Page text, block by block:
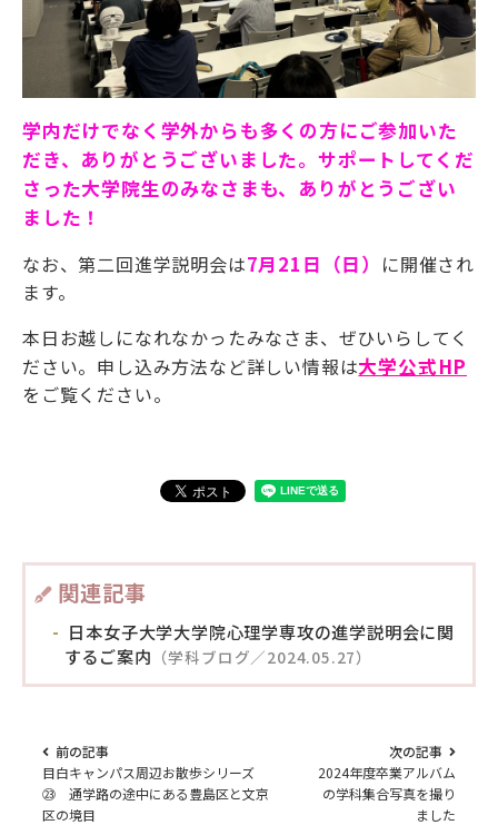
学内だけでなく学外からも多くの方にご参加いた
だき、ありがとうございました。サポートしてくだ
さった大学院生のみなさまも、ありがとうござい
ました！
なお、第二回進学説明会は7月21日（日） に開催され
ます。
本日お越しになれなかったみなさま、ぜひいらしてく
ださい。申し込み方法など詳しい情報は大学公式HP
をご覧ください。
関連記事
日本女子大学大学院心理学専攻の進学説明会に関
するご案内 （学科ブログ／2024.05.27）
前の記事
目白キャンパス周辺お散歩シリーズ
㉓ 通学路の途中にある豊島区と文京
区の境目
次の記事
2024年度卒業アルバム
の学科集合写真を撮り
ました